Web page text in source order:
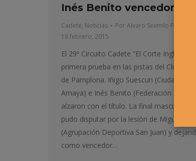
Inés Benito vencedores.
Cadete, Noticias PorAlvaro Sexmilo FNT
18 febrero, 2015
El 29º Circuito Cadete “El Corte Inglés”
primera prueba en las pistas del Club
de Pamplona. Iñigo Suescun (Ciudad
Amaya) e Inés Benito (Federación
alzaron con el título. La final masculina no
pudo disputar por la lesión de Miguel
(Agrupación Deportiva San Juan) y
como vencedor…